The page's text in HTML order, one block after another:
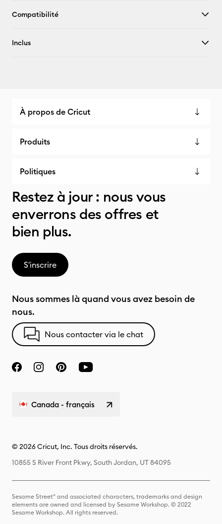
Compatibilité
Inclus
À propos de Cricut
Produits
Politiques
Restez à jour : nous vous
enverrons des offres et
bien plus.
S'inscrire
Nous sommes là quand vous avez besoin de
nous.
Nous contacter via le chat
Canada - français
© 2026 Cricut, Inc. Tous droits réservés.
10855 S River Front Pkwy, South Jordan, UT 84095
Sesame Street® and associated characters, trademarks and design
elements are owned and licensed by Sesame Workshop. © 2022
Sesame Workshop. All rights reserved.